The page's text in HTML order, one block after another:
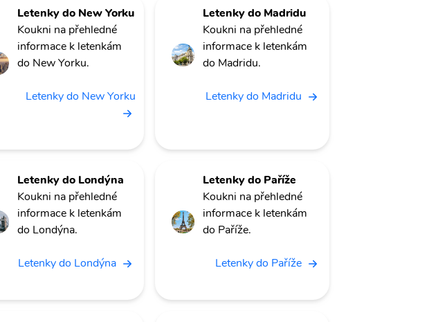
Letenky do New Yorku
Koukni na přehledné
informace k letenkám
do New Yorku.
Letenky do New Yorku
Letenky do Madridu
Koukni na přehledné
informace k letenkám
do Madridu.
Letenky do Madridu
Letenky do Londýna
Koukni na přehledné
informace k letenkám
do Londýna.
Letenky do Londýna
Letenky do Paříže
Koukni na přehledné
informace k letenkám
do Paříže.
Letenky do Paříže